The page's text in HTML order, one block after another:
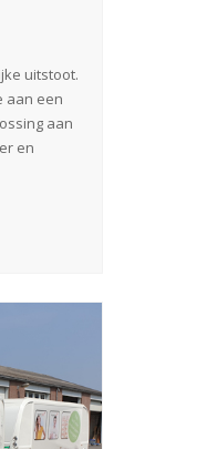
uitstoot.
aan een
aan
en